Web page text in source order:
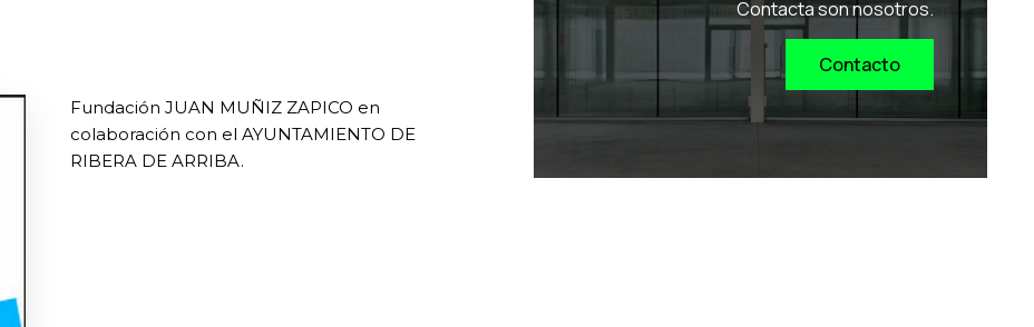
Fundación JUAN MUÑIZ ZAPICO en
colaboración con el AYUNTAMIENTO DE
RIBERA DE ARRIBA.
Contacta son nosotros.
Contacto